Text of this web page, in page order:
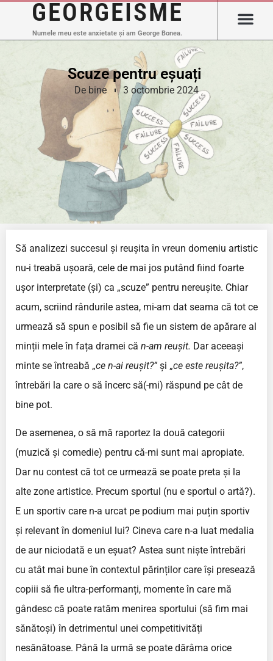
GEORGEISME
Numele meu este anxietate și am George Bonea.
Scuze pentru eșuați
De bine 3 octombrie 2024
Să analizezi succesul și reușita în vreun domeniu artistic
nu-i treabă ușoară, cele de mai jos putând fiind foarte
ușor interpretate (și) ca „scuze” pentru nereușite. Chiar
acum, scriind rândurile astea, mi-am dat seama că tot ce
urmează să spun e posibil să fie un sistem de apărare al
minții mele în fața dramei că n-am reușit. Dar aceeași
minte se întreabă „ce n-ai reușit?”și „ce este reușita?”,
întrebări la care o să încerc să(-mi) răspund pe cât de
bine pot.
De asemenea, o să mă raportez la două categorii
(muzică și comedie) pentru că-mi sunt mai apropiate.
Dar nu contest că tot ce urmează se poate preta și la
alte zone artistice. Precum sportul (nu e sportul o artă?).
E un sportiv care n-a urcat pe podium mai puțin sportiv
și relevant în domeniul lui? Cineva care n-a luat medalia
de aur niciodată e un eșuat? Astea sunt niște întrebări
cu atât mai bune în contextul părinților care își presează
copiii să fie ultra-performanți, momente în care mă
gândesc că poate ratăm menirea sportului (să fim mai
sănătoși) în detrimentul unei competitivități
nesănătoase. Până la urmă se poate dărâma orice